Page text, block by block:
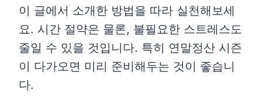
이 글에서 소개한 방법을 따라 실천해보세
요. 시간 절약은 물론, 불필요한 스트레스도
줄일 수 있을 것입니다. 특히 연말정산 시즌
이 다가오면 미리 준비해두는 것이 좋습니
다.